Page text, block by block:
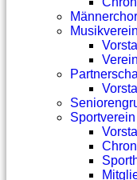
Männerchor
Musikverein
Sportverein